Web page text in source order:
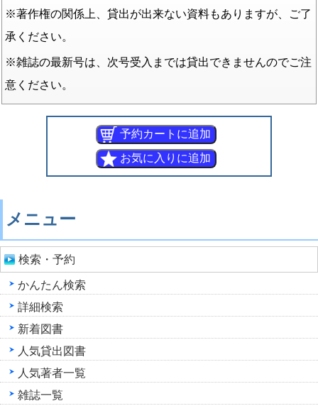
※著作権の関係上、貸出が出来ない資料もありますが、ご了
承ください。
※雑誌の最新号は、次号受入までは貸出できませんのでご注
意ください。
メニュー
検索・予約
かんたん検索
詳細検索
新着図書
人気貸出図書
人気著者一覧
雑誌一覧